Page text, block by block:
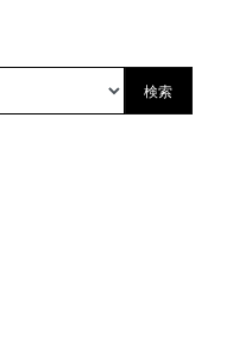
検索